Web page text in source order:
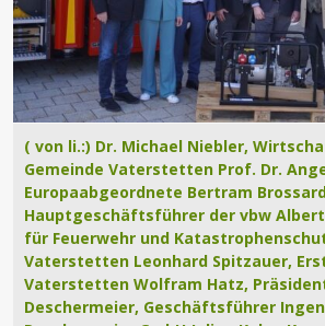
( von li.:) Dr. Michael Niebler,
Gemeinde Vaterstetten Prof. Dr.
Europaabgeordnete Bertram
Hauptgeschäftsführer der vbw
für Feuerwehr und
Vaterstetten Leonhard Spitzauer,
Vaterstetten Wolfram Hatz,
Deschermeier, Geschäftsführer